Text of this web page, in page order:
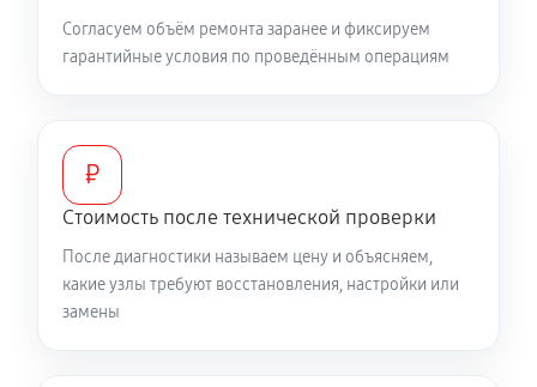
Согласуем объём ремонта заранее и фиксируем
гарантийные условия по проведённым операциям
₽
Стоимость после технической проверки
После диагностики называем цену и объясняем,
какие узлы требуют восстановления, настройки или
замены